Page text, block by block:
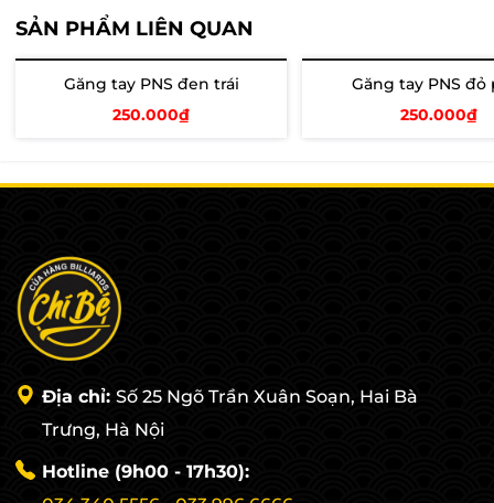
SẢN PHẨM LIÊN QUAN
Găng tay PNS đen trái
250.000₫
Găng tay PNS đỏ
250.000₫
Địa chỉ: Số 25 Ngõ Trần Xuân Soạn, Hai Bà
Trưng, Hà Nội
Hotline (9h00 - 17h30):